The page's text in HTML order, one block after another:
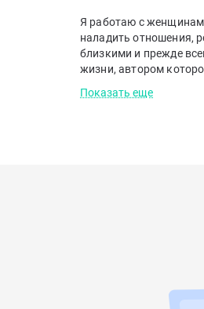
Я работаю с
наладить отношения,
близкими и прежде
жизни, автором
о том, что Вы
Показать еще